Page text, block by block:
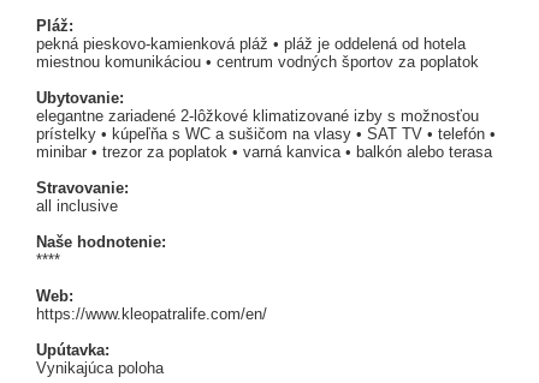
Pláž:
pekná pieskovo-kamienková pláž • pláž je oddelená od hotela
miestnou komunikáciou • centrum vodných športov za poplatok
Ubytovanie:
elegantne zariadené 2-lôžkové klimatizované izby s možnosťou
prístelky • kúpeľňa s WC a sušičom na vlasy • SAT TV • telefón •
minibar • trezor za poplatok • varná kanvica • balkón alebo terasa
Stravovanie:
all inclusive
Naše hodnotenie:
****
Web:
https://www.kleopatralife.com/en/
Upútavka:
Vynikajúca poloha